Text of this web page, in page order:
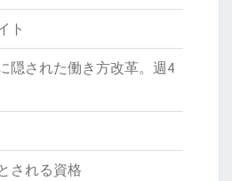
ト
隠された働き方改革。週4
される資格